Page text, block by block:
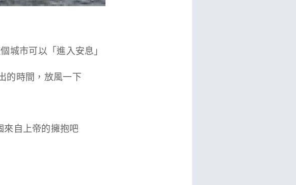
城市可以「進入安息」
的時間，放風一下
來自上帝的擁抱吧